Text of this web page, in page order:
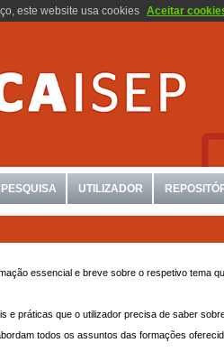
este website usa cookies Aceitar
PESQUISA UTILIZADOR
essencial e breve sobre o respetivo tema
e práticas que o utilizador precisa de saber
todos os assuntos das formações